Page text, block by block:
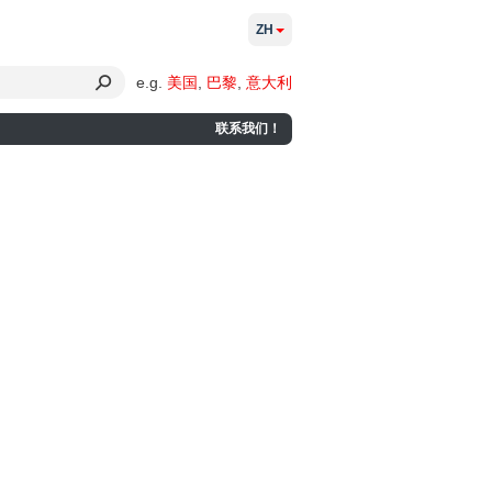
e.g. 美国 巴黎 意大利
联系我们！
ZH